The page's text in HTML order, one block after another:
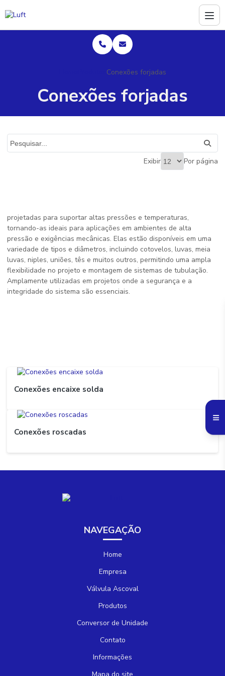
Conexões forjadas
Conexões forjadas
Exibir Por página
projetadas para suportar altas pressões e temperaturas,
tornando-as ideais para aplicações em ambientes de alta
pressão e exigências mecânicas. Elas estão disponíveis em uma
variedade de tipos e diâmetros, incluindo cotovelos, luvas, meia
luvas, niples, uniões, tês e muitos outros, permitindo uma ampla
flexibilidade no projeto e montagem de sistemas de tubulação.
Amplamente utilizadas em projetos onde a segurança e a
integridade do sistema são essenciais.
Conexões encaixe solda
Conexões roscadas
NAVEGAÇÃO
Home
Empresa
Válvula Ascoval
Produtos
Conversor de Unidade
Contato
Informações
Mapa do site